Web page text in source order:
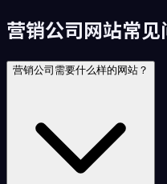
营销公司网站常见
营销公司需要什么样的网站？